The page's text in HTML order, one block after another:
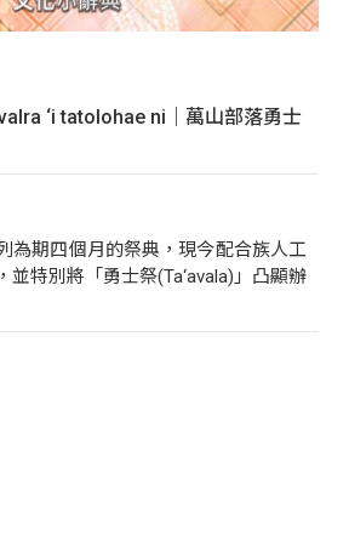
‘i tatolohae ni｜萬山部落勇士
為期四個月的祭典，現今配合族人工
並特別將「勇士祭(Ta‘avala)」凸顯辦